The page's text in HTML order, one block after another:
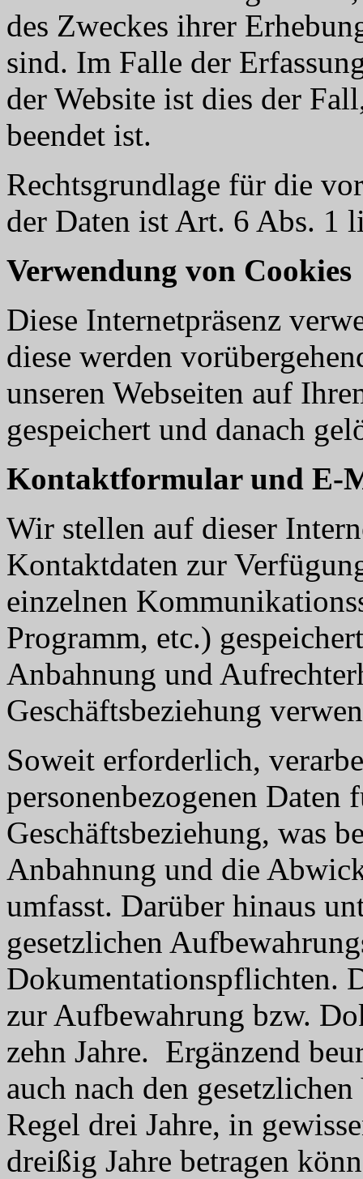
des Zweckes ihrer
sind. Im Falle der
der Website ist dies der
beendet ist.
Rechtsgrundlage für die
der Daten ist Art. 6 Abs. 1
Verwendung von Cookies
Diese Internetpräsenz
diese werden
unseren Webseiten auf
gespeichert und danach
Kontaktformular und E-
Wir stellen auf dieser
Kontaktdaten zur
einzelnen
Programm, etc.)
Anbahnung und
Geschäftsbeziehung
Soweit erforderlich,
personenbezogenen Daten
Geschäftsbeziehung, was
Anbahnung und die
umfasst. Darüber hinaus
gesetzlichen
Dokumentationspflichten.
zur Aufbewahrung bzw.
zehn Jahre. Ergänzend
auch nach den
Regel drei Jahre, in
dreißig Jahre betragen